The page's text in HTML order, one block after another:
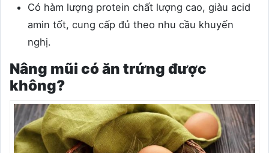
Có hàm lượng protein chất lượng cao, giàu acid
amin tốt, cung cấp đủ theo nhu cầu khuyến
nghị.
Nâng mũi có ăn trứng được
không?